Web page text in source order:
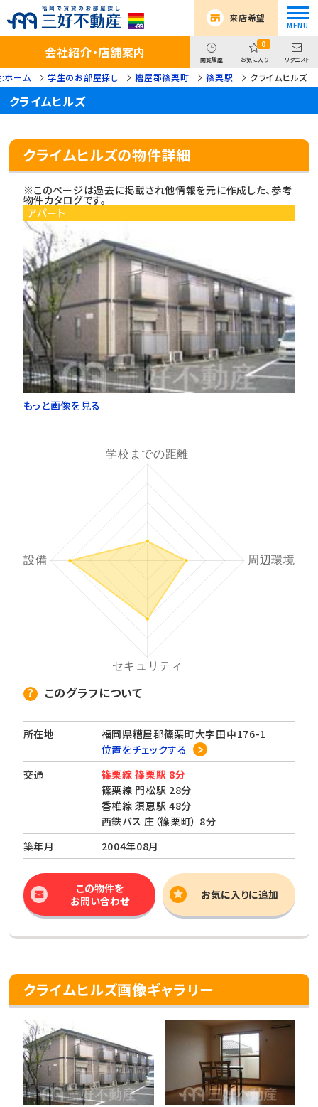
来店希望
会社紹介・店舗案内 閲覧履歴
0
お気に入り リクエスト
ホーム 学生のお部屋探し 糟屋郡篠栗町 篠栗駅 クライムヒルズ
クライムヒルズ
クライムヒルズの物件詳細
※このページは過去に掲載され他情報を元に作成した、参考
物件カタログです。
アパート
もっと画像を見る
このグラフについて
所在地
福岡県糟屋郡篠栗町大字田中176-1
位置をチェックする
交通
篠栗線 篠栗駅 8分
篠栗線 門松駅 28分
香椎線 須恵駅 48分
西鉄バス 庄（篠栗町） 8分
築年月
2004年08月
この物件を
お問い合わせ
お気に入りに追加
クライムヒルズ画像ギャラリー